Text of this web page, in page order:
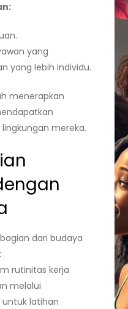
yang
yang lebih individu.
menerapkan
mereka.
dari budaya
rutinitas kerja
melalui
untuk latihan